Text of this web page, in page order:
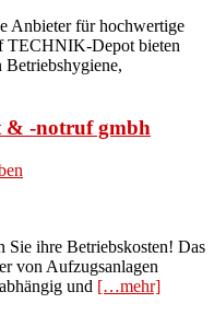
Anbieter für hochwertige
TECHNIK-Depot bieten
& -notruf gmbh
ihre Betriebskosten! Das
von Aufzugsanlagen
und […mehr]